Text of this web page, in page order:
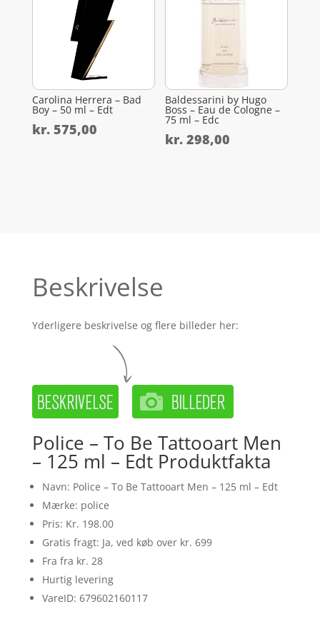
Carolina Herrera – Bad
Boy – 50 ml – Edt
kr.575,00
Baldessarini by Hugo
Boss – Eau de Cologne –
75 ml – Edc
kr. 298,00
Beskrivelse
Yderligere beskrivelse og flere billeder her:
Police – To Be Tattooart Men
– 125 ml – Edt Produktfakta
Navn: Police – To Be Tattooart Men – 125 ml – Edt
Mærke: police
Pris: Kr. 198.00
Gratis fragt: Ja, ved køb over kr. 699
Fra fra kr. 28
Hurtig levering
VareID: 679602160117